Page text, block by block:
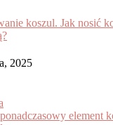
koszul. Jak nosić
2025
element